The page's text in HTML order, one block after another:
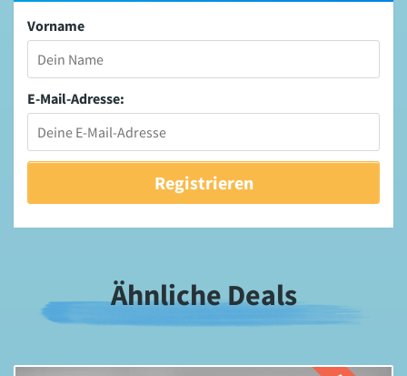
Vorname
E-Mail-Adresse:
Ähnliche Deals